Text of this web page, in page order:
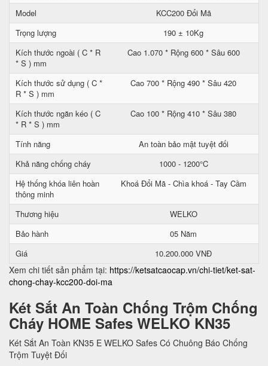
Model
KCC200 Đổi Mã
Trọng lượng
190 ± 10Kg
Kích thước ngoài ( C * R
* S ) mm
Cao 1.070 * Rộng 600 * Sâu 600
Kích thước sử dụng ( C *
R * S ) mm
Cao 700 * Rộng 490 * Sâu 420
Kích thước ngăn kéo ( C
* R * S ) mm
Cao 100 * Rộng 410 * Sâu 380
Tính năng
An toàn bảo mật tuyệt đối
Khả năng chống cháy
1000 - 1200°C
Hệ thống khóa liên hoàn
thông minh
Khoá Đổi Mã - Chìa khoá - Tay Cầm
Thương hiệu
WELKO
Bảo hành
05 Năm
Giá
10.200.000 VNĐ
Xem chi tiết sản phẩm tại: https://ketsatcaocap.vn/chi-tiet/ket-sat-
chong-chay-kcc200-doi-ma
Két Sắt An Toàn Chống Trộm Chống
Cháy HOME Safes WELKO KN35
Két Sắt An Toàn KN35 E WELKO Safes Có Chuông Báo Chống
Trộm Tuyệt Đối